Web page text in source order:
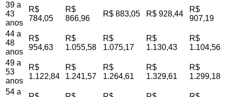
39 a
43
anos
R$
784,05
R$
866,96
R$ 883,05 R$ 928,44
R$
907,19
44 a
48
anos
R$
954,63
R$
1.055,58
R$
1.075,17
R$
1.130,43
R$
1.104,56
49 a
53
anos
R$
1.122,84
R$
1.241,57
R$
1.264,61
R$
1.329,61
R$
1.299,18
54 a